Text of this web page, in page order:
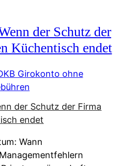
der Schutz der
Küchentisch endet
Girokonto ohne
Wann